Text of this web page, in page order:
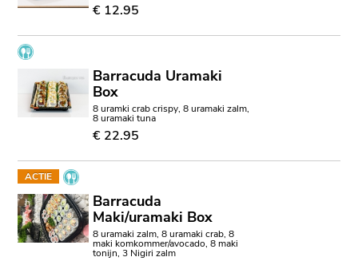
€ 12.95
Barracuda Uramaki
Box
8 uramki crab crispy, 8 uramaki zalm,
8 uramaki tuna
€ 22.95
ACTIE
Barracuda
Maki/uramaki Box
8 uramaki zalm, 8 uramaki crab, 8
maki komkommer/avocado, 8 maki
tonijn, 3 Nigiri zalm